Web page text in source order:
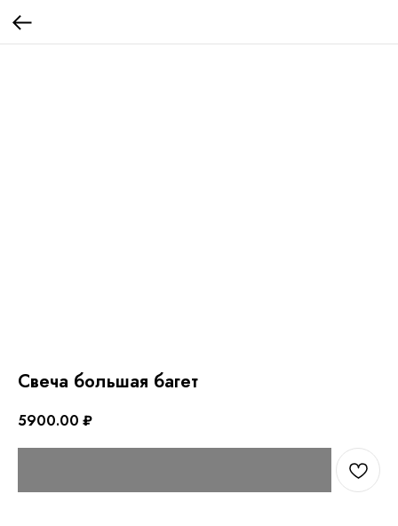
Свеча большая багет
5900.00 ₽